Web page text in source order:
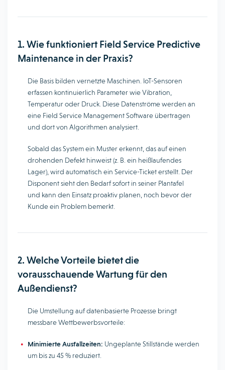
1. Wie funktioniert Field Service Predictive
Maintenance in der Praxis?
Die Basis bilden vernetzte Maschinen. IoT-Sensoren
erfassen kontinuierlich Parameter wie Vibration,
Temperatur oder Druck. Diese Datenströme werden an
eine Field Service Management Software übertragen
und dort von Algorithmen analysiert.
Sobald das System ein Muster erkennt, das auf einen
drohenden Defekt hinweist (z. B. ein heißlaufendes
Lager), wird automatisch ein Service-Ticket erstellt. Der
Disponent sieht den Bedarf sofort in seiner Plantafel
und kann den Einsatz proaktiv planen, noch bevor der
Kunde ein Problem bemerkt.
2. Welche Vorteile bietet die
vorausschauende Wartung für den
Außendienst?
Die Umstellung auf datenbasierte Prozesse bringt
messbare Wettbewerbsvorteile:
Minimierte Ausfallzeiten: Ungeplante Stillstände werden
um bis zu 45 % reduziert.